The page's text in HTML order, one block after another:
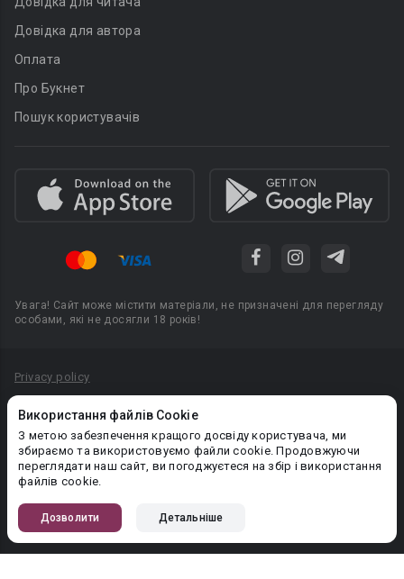
Використання файлів Cookie
З метою забезпечення кращого досвіду користувача, ми
збираємо та використовуємо файли cookie. Продовжуючи
переглядати наш сайт, ви погоджуєтеся на збір і використання
файлів cookie.
Дозволити Детальніше
Довідка для автора
Оплата
Про Букнет
Пошук користувачів
Увага! Сайт може містити матеріали, не призначені для перегляду
особами, які не досягли 18 років!
Privacy policy
Політика конфіденційності
Правила публікації авторського контенту
PR-вiддiл: pr@booknet.com
© 2026 Booknet. Всі права захищено.